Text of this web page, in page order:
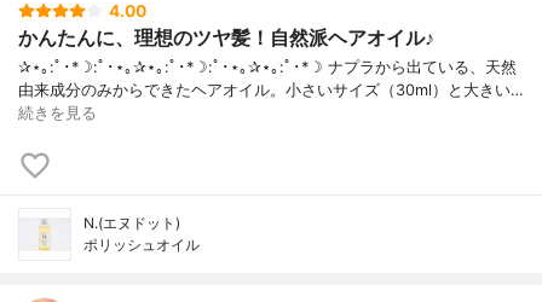
4.00
かんたんに、理想のツヤ髪！自然派ヘアオイル♪
✰⋆｡:ﾟ･*☽:ﾟ･⋆｡✰⋆｡:ﾟ･*☽:ﾟ･⋆｡✰⋆｡:ﾟ･*☽ ナプラから出ている、天然
由来成分のみからできたヘアオイル。小さいサイズ（30ml）と大きい…
続きを見る
N.(エヌドット)
ポリッシュオイル